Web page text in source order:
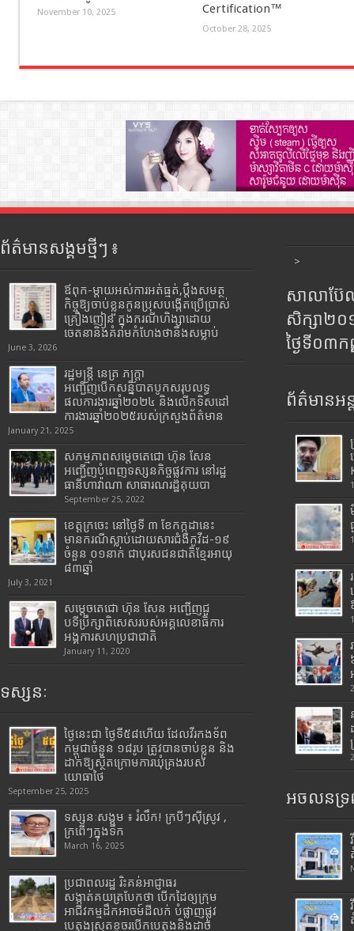
November 10, 2025
Certification™
October 28, 2025
ព័ត៌មានសង្គមថ្មីៗ ៖
ឪពុក-ម្ដាយអស់ការអត់ធ្មត់,ប្ដឹងសមត្ថ
កិច្ចឱ្យចាប់ខ្លួនកូនប្រុសបង្កើតប្រើប្រាស់
គ្រឿងញៀន ក្នុងករណីហិង្សាដោយ
ចេតនានិងគំរាមកំហែងថានឹងសម្លាប់
June 3, 2026
រដ្ឋមន្រ្តី​ នេត្រ​ ភក្ត្រា​
អញ្ជើញបើកសន្និបាតបូកសរុបលទ្ធ
ផលការងារឆ្នាំ២០២៤ និងលើកទិសដៅ
ការងារឆ្នាំ២០២៥របស់​ក្រសួង​ព័ត៌មាន​
January 21, 2025
សកម្មភាពសម្តេចតេជោ ហ៊ុន សែន
អញ្ជើញបំពេញទស្សនកិច្ចផ្លូវការ នៅរដ្ឋ
ធានីហាវ៉ាណា សាធារណរដ្ឋគុយបា
September 25, 2022
ខេត្តក្រចេះ នៅថ្ងៃទី ៣ ខែកក្កដានេះ
មានករណីស្លាប់ដោយសារជំងឺកូវីដ-១៩
ចំនួន ០១នាក់ ជាបុរសជនជាតិខ្មែរអាយុ
៨៣ឆ្នាំ
July 3, 2021
សម្តេចតេជោ ហ៊ុន សែន អញ្ជើញជួ
បទីប្រឹក្សាពិសេសរបស់អគ្គលេខាធិការ
អង្គការសហប្រជាជាតិ
January 11, 2020
ទស្សនៈ
ថ្ងៃនេះជា ថ្ងៃទី៥៨ហើយ ដែលវីរកងទ័ព
កម្ពុជាចំនួន ១៨រូប ត្រូវបានចាប់ខ្លួន និង
ដាក់ឱ្យស្ថិតក្រោមការឃុំគ្រងរបស់
យោធាថៃ
September 25, 2025
ទស្សនៈសង្គម ៖ រំលឹក! ក្របីៗស៊ីស្រូវ ,
ក្រពើៗក្នុងទឹក
March 16, 2025
ប្រជាពលរដ្ឋ រិះគន់អាជ្ញាធរ
សង្កាត់គយត្របែកថា បើកដៃឲ្យក្រុម
អាជីវកម្មដឹកអាចម៍ដីលក់ បំផ្លាញផ្លូវ
បេតុងស្រុតខូចរបើកបេតុងនិងដាច់
>
សាលាប៊ែ
សិក្សា២
ថ្ងៃទី០៣
ព័ត៌មានអន្
អចលនទ្រ